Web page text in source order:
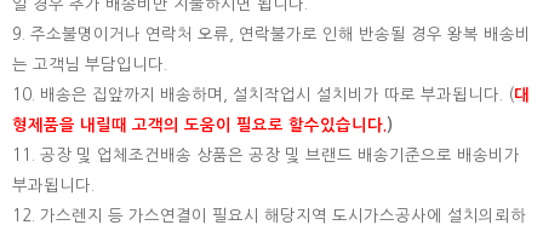
일 경우 추가 배송비만 지불하시면 됩니다.
9. 주소불명이거나 연락처 오류, 연락불가로 인해 반송될 경우 왕복 배송비
는 고객님 부담입니다.
10. 배송은 집앞까지 배송하며, 설치작업시 설치비가 따로 부과됩니다. (대
형제품을 내릴때 고객의 도움이 필요로 할수있습니다. )
11. 공장 및 업체조건배송 상품은 공장 및 브랜드 배송기준으로 배송비가
부과됩니다.
12. 가스렌지 등 가스연결이 필요시 해당지역 도시가스공사에 설치의뢰하